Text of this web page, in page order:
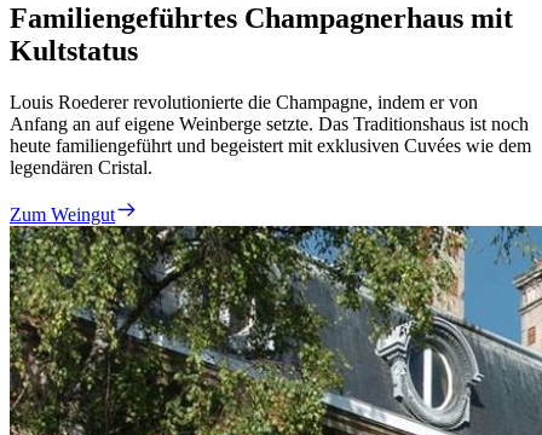
Familiengeführtes Champagnerhaus mit
Kultstatus
Louis Roederer revolutionierte die Champagne, indem er von
Anfang an auf eigene Weinberge setzte. Das Traditionshaus ist noch
heute familiengeführt und begeistert mit exklusiven Cuvées wie dem
legendären Cristal.
Zum Weingut